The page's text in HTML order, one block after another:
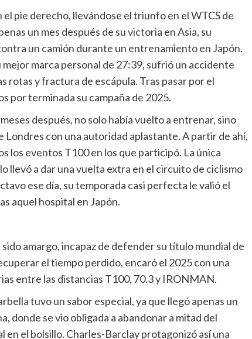
pie derecho, llevándose el triunfo en el WTCS de
un mes después de su victoria en Asia, su
un camión durante un entrenamiento en Japón.
marca personal de 27:39, sufrió un accidente
rotas y fractura de escápula. Tras pasar por el
por terminada su campaña de 2025.
después, no solo había vuelto a entrenar, sino
con una autoridad aplastante. A partir de ahí,
los eventos T100 en los que participó. La única
llevó a dar una vuelta extra en el circuito de ciclismo
ese día, su temporada casi perfecta le valió el
aquel hospital en Japón.
amargo, incapaz de defender su título mundial de
el tiempo perdido, encaró el 2025 con una
entre las distancias T100, 70.3 y IRONMAN.
tuvo un sabor especial, ya que llegó apenas un
donde se vio obligada a abandonar a mitad del
el bolsillo. Charles-Barclay protagonizó así una